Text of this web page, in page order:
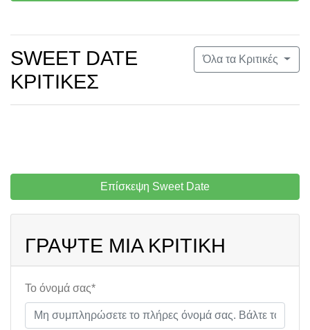
Όλα τα Κριτικές
SWEET DATE
ΚΡΙΤΙΚΈΣ
Επίσκεψη Sweet Date
ΓΡΆΨΤΕ ΜΙΑ ΚΡΙΤΙΚΉ
Το όνομά σας*